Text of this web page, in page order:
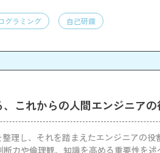
グラミング 自己研鑽
これからの人間エンジニア
理し、それを踏まえたエンジニアの役
力や倫理観、知識を高める重要性を